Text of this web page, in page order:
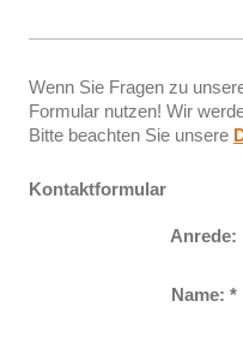
Wenn Sie Fragen zu
Formular nutzen! Wir
Bitte beachten Sie unsere
Kontaktformular
Anrede:
Name: *